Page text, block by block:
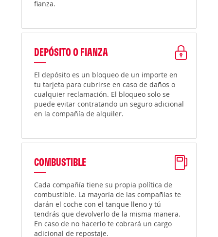
fianza.
DEPÓSITO O FIANZA
El depósito es un bloqueo de un importe en
tu tarjeta para cubrirse en caso de daños o
cualquier reclamación. El bloqueo solo se
puede evitar contratando un seguro adicional
en la compañía de alquiler.
COMBUSTIBLE
Cada compañía tiene su propia política de
combustible. La mayoría de las compañías te
darán el coche con el tanque lleno y tú
tendrás que devolverlo de la misma manera.
En caso de no hacerlo te cobrará un cargo
adicional de repostaje.